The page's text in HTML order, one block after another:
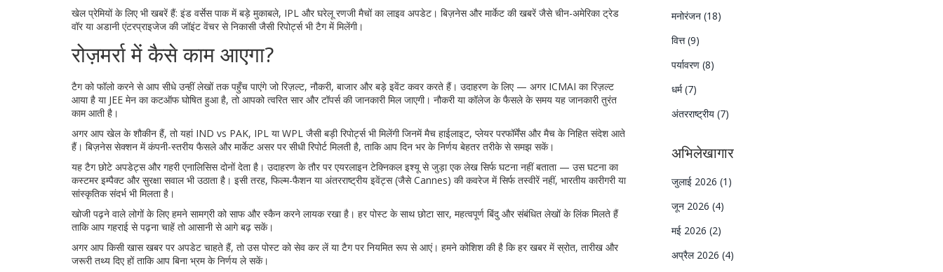
खेल प्रेमियों के लिए भी खबरें हैं: इंड वर्सेस पाक में बड़े मुकाबले, IPL और घरेलू रणजी मैचों का लाइव अपडेट। बिज़नेस और मार्केट की खबरें जैसे चीन-अमेरिका ट्रेड
वॉर या अडानी एंटरप्राइजेज की जॉइंट वेंचर से निकासी जैसी रिपोर्ट्स भी टैग में मिलेंगी।
रोज़मर्रा में कैसे काम आएगा?
टैग को फॉलो करने से आप सीधे उन्हीं लेखों तक पहुँच पाएंगे जो रिज़ल्ट, नौकरी, बाजार और बड़े इवेंट कवर करते हैं। उदाहरण के लिए — अगर ICMAI का रिज़ल्ट
आया है या JEE मेन का कटऑफ घोषित हुआ है, तो आपको त्वरित सार और टॉपर्स की जानकारी मिल जाएगी। नौकरी या कॉलेज के फैसले के समय यह जानकारी तुरंत
काम आती है।
अगर आप खेल के शौकीन हैं, तो यहां IND vs PAK, IPL या WPL जैसी बड़ी रिपोर्ट्स भी मिलेंगी जिनमें मैच हाईलाइट, प्लेयर परफॉर्मेंस और मैच के निहित संदेश आते
हैं। बिज़नेस सेक्शन में कंपनी-स्तरीय फैसले और मार्केट असर पर सीधी रिपोर्ट मिलती है, ताकि आप दिन भर के निर्णय बेहतर तरीके से समझ सकें।
यह टैग छोटे अपडेट्स और गहरी एनालिसिस दोनों देता है। उदाहरण के तौर पर एयरलाइन टेक्निकल इश्यू से जुड़ा एक लेख सिर्फ घटना नहीं बताता — उस घटना का
कस्टमर इम्पैक्ट और सुरक्षा सवाल भी उठाता है। इसी तरह, फिल्म-फैशन या अंतरराष्ट्रीय इवेंट्स (जैसे Cannes) की कवरेज में सिर्फ तस्वीरें नहीं, भारतीय कारीगरी या
सांस्कृतिक संदर्भ भी मिलता है।
खोजी पढ़ने वाले लोगों के लिए हमने सामग्री को साफ और स्कैन करने लायक रखा है। हर पोस्ट के साथ छोटा सार, महत्वपूर्ण बिंदु और संबंधित लेखों के लिंक मिलते हैं
ताकि आप गहराई से पढ़ना चाहें तो आसानी से आगे बढ़ सकें।
अगर आप किसी खास खबर पर अपडेट चाहते हैं, तो उस पोस्ट को सेव कर लें या टैग पर नियमित रूप से आएं। हमने कोशिश की है कि हर खबर में स्रोत, तारीख और
जरूरी तथ्य दिए हों ताकि आप बिना भ्रम के निर्णय ले सकें।
मनोरंजन (18)
वित्त(9)
पर्यावरण (8)
धर्म(7)
अंतरराष्ट्रीय (7)
अभिलेखागार
जुलाई 2026 (1)
जून 2026 (4)
मई 2026 (2)
अप्रैल 2026 (4)